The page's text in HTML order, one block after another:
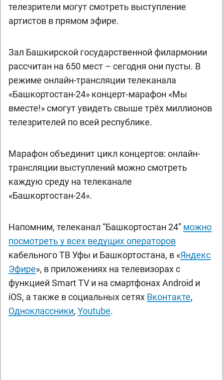
телезрители могут смотреть выступление
артистов в прямом эфире.
Зал Башкирской государственной филармонии
рассчитан на 650 мест – сегодня они пусты. В
режиме онлайн-трансляции телеканала
«Башкортостан-24» концерт-марафон «Мы
вместе!» смогут увидеть свыше трёх миллионов
телезрителей по всей республике.
Марафон объединит цикл концертов: онлайн-
трансляции выступлений можно смотреть
каждую среду на телеканале
«Башкортостан-24».
Напомним, телеканал “Башкортостан 24” можно
посмотреть у всех ведущих операторов
кабельного ТВ Уфы и Башкортостана, в «Яндекс
Эфире», в приложениях на телевизорах с
функцией Smart TV и на смартфонах Android и
iOS, а также в социальных сетях Вконтакте,
Одноклассники, Youtube.